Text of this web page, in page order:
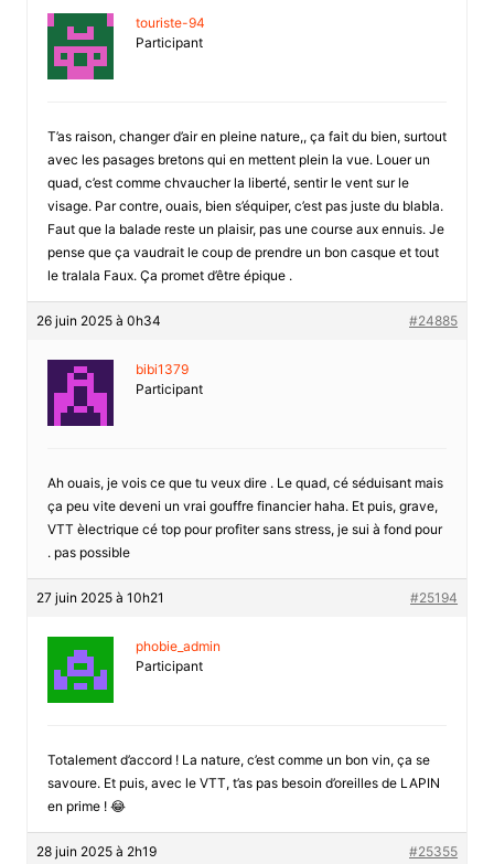
touriste-94
Participant
T’as raison, changer d’air en pleine nature,, ça fait du bien, surtout
avec les pasages bretons qui en mettent plein la vue. Louer un
quad, c’est comme chvaucher la liberté, sentir le vent sur le
visage. Par contre, ouais, bien s’équiper, c’est pas juste du blabla.
Faut que la balade reste un plaisir, pas une course aux ennuis. Je
pense que ça vaudrait le coup de prendre un bon casque et tout
le tralala Faux. Ça promet d’être épique .
26 juin 2025 à 0h34 #24885
bibi1379
Participant
Ah ouais, je vois ce que tu veux dire . Le quad, cé séduisant mais
ça peu vite deveni un vrai gouffre financier haha. Et puis, grave,
VTT èlectrique cé top pour profiter sans stress, je sui à fond pour
. pas possible
27 juin 2025 à 10h21 #25194
phobie_admin
Participant
Totalement d’accord ! La nature, c’est comme un bon vin, ça se
savoure. Et puis, avec le VTT, t’as pas besoin d’oreilles de LAPIN
en prime ! 😂
28 juin 2025 à 2h19 #25355